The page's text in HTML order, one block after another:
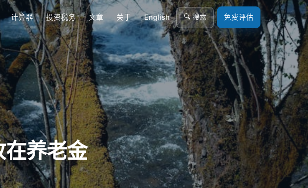
计算器 投资税务 文章 关于 English 🔍 搜索 免费评估
养老金